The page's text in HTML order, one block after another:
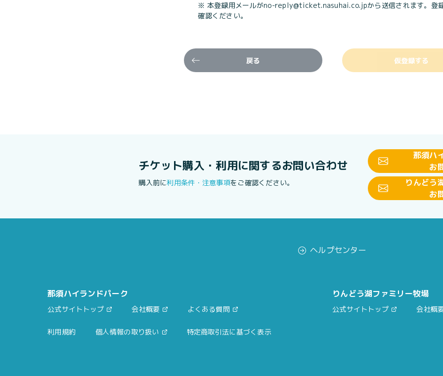
※ 本登録用メールがno-reply@ticket.nasuhai.co.jpから送信されます。登
確認ください。
仮登録する
戻る
チケット購入・利用に関するお問い合わせ
購入前に利用条件・注意事項をご確認ください。
那須ハ
お
りんどう
お
ヘルプセンター
那須ハイランドパーク
公式サイトトップ 会社概要 よくある質問
りんどう湖ファミリー牧場
公式サイトトップ 会社概
利用規約 個人情報の取り扱い 特定商取引法に基づく表示